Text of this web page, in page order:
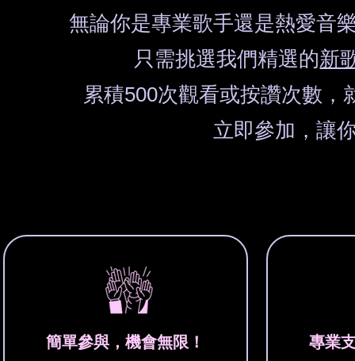
無論你是專業歌手還是熱愛音
只需挑選我們精選的新
累積500次觀看或按讚次數，
立即參加，讓
簡單參與，機會無限！ 專業